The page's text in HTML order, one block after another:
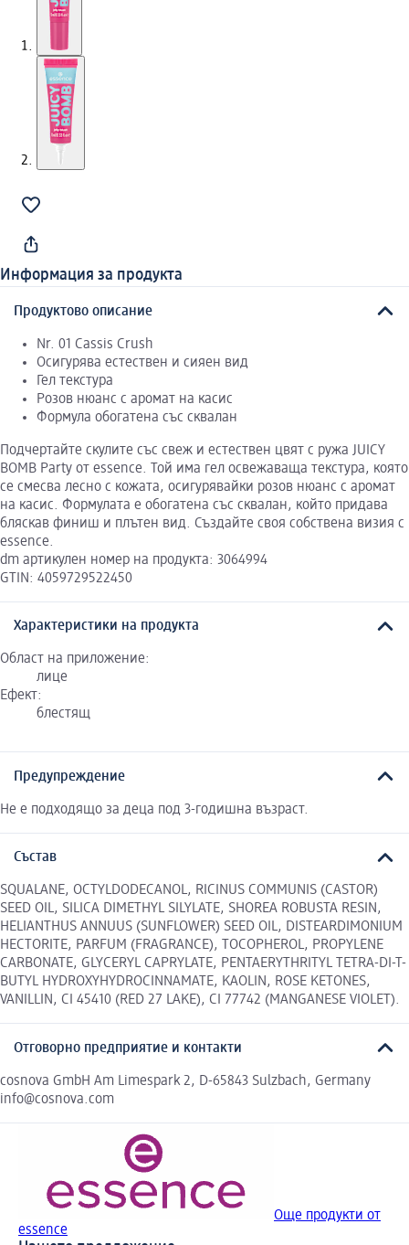
Информация за продукта
Продуктово описание
Nr. 01 Cassis Crush
Осигурява естествен и сияен вид
Гел текстура
Розов нюанс с аромат на касис
Формула обогатена със сквалан
Подчертайте скулите със свеж и естествен цвят с ружа JUICY
BOMB Party от essence. Той има гел освежаваща текстура, която
се смесва лесно с кожата, осигурявайки розов нюанс с аромат
на касис. Формулата е обогатена със сквалан, който придава
бляскав финиш и плътен вид. Създайте своя собствена визия с
essence.
dm артикулен номер на продукта: 3064994
GTIN: 4059729522450
Характеристики на продукта
Област на приложение:
лице
Ефект:
блестящ
Предупреждение
Не е подходящо за деца под 3-годишна възраст.
Състав
SQUALANE, OCTYLDODECANOL, RICINUS COMMUNIS (CASTOR)
SEED OIL, SILICA DIMETHYL SILYLATE, SHOREA ROBUSTA RESIN,
HELIANTHUS ANNUUS (SUNFLOWER) SEED OIL, DISTEARDIMONIUM
HECTORITE, PARFUM (FRAGRANCE), TOCOPHEROL, PROPYLENE
CARBONATE, GLYCERYL CAPRYLATE, PENTAERYTHRITYL TETRA-DI-T-
BUTYL HYDROXYHYDROCINNAMATE, KAOLIN, ROSE KETONES,
VANILLIN, CI 45410 (RED 27 LAKE), CI 77742 (MANGANESE VIOLET).
Отговорно предприятие и контакти
cosnova GmbH Am Limespark 2, D-65843 Sulzbach, Germany
info@cosnova.com
Още продукти от
essence